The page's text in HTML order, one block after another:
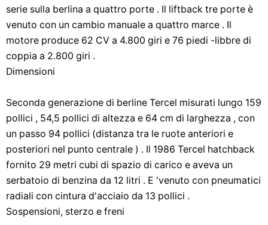
serie sulla berlina a quattro porte . Il liftback tre porte è
venuto con un cambio manuale a quattro marce . Il
motore produce 62 CV a 4.800 giri e 76 piedi -libbre di
coppia a 2.800 giri .
Dimensioni
Seconda generazione di berline Tercel misurati lungo 159
pollici , 54,5 pollici di altezza e 64 cm di larghezza , con
un passo 94 pollici (distanza tra le ruote anteriori e
posteriori nel punto centrale ) . Il 1986 Tercel hatchback
fornito 29 metri cubi di spazio di carico e aveva un
serbatoio di benzina da 12 litri . E 'venuto con pneumatici
radiali con cintura d'acciaio da 13 pollici .
Sospensioni, sterzo e freni